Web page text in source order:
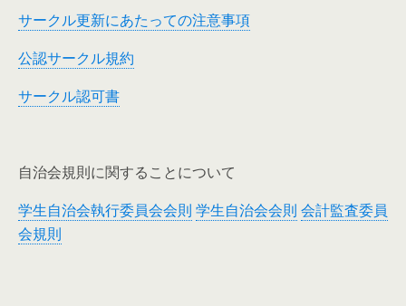
サークル更新にあたっての注意事項
公認サークル規約
サークル認可書
自治会規則に関することについて
学生自治会執行委員会会則 学生自治会会則 会計監査委員
会規則